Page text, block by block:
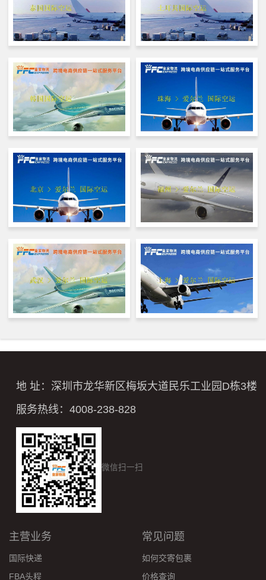
地 址：深圳市龙华新区梅坂大道民乐工业园D栋3楼
服务热线：4008-238-828
微信扫一扫
主营业务
国际快递
FBA头程
常见问题
如何交寄包裹
价格查询